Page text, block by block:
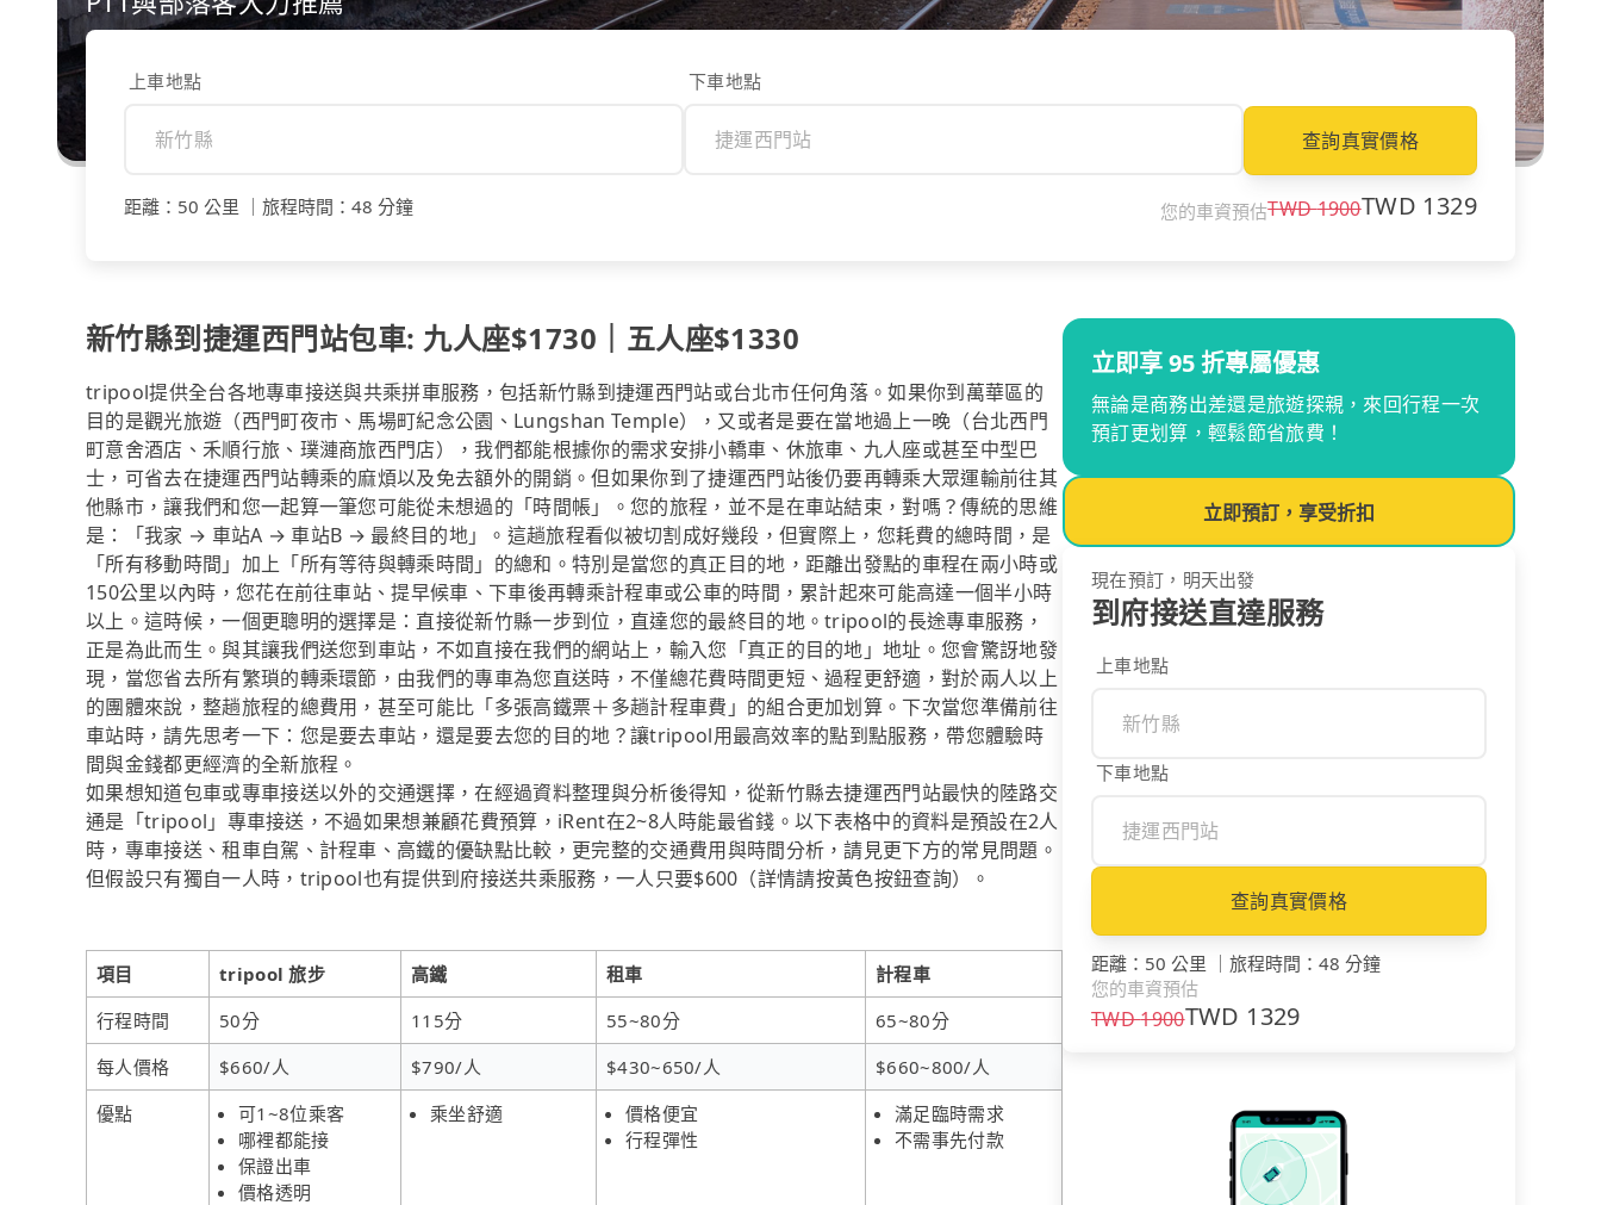
上車地點 下車地點
查詢真實價格
距離 ： 50 公里 旅程時間 ： 48 分鐘 您的車資預估TWD1900TWD 1329
新竹縣到捷運西門站包車: 九人座$1730｜五人座$1330
tripool提供全台各地專車接送與共乘拼車服務，包括新竹縣到捷運西門站或台北市任何角落。如果你到萬華區的
目的是觀光旅遊（西門町夜市、馬場町紀念公園、Lungshan Temple），又或者是要在當地過上一晚（台北西門
町意舍酒店、禾順行旅、璞漣商旅西門店），我們都能根據你的需求安排小轎車、休旅車、九人座或甚至中型巴
士，可省去在捷運西門站轉乘的麻煩以及免去額外的開銷。但如果你到了捷運西門站後仍要再轉乘大眾運輸前往其
他縣市，讓我們和您一起算一筆您可能從未想過的「時間帳」。您的旅程，並不是在車站結束，對嗎？傳統的思維
是：「我家 → 車站A → 車站B → 最終目的地」。這趟旅程看似被切割成好幾段，但實際上，您耗費的總時間，是
「所有移動時間」加上「所有等待與轉乘時間」的總和。特別是當您的真正目的地，距離出發點的車程在兩小時或
150公里以內時，您花在前往車站、提早候車、下車後再轉乘計程車或公車的時間，累計起來可能高達一個半小時
以上。這時候，一個更聰明的選擇是：直接從新竹縣一步到位，直達您的最終目的地。tripool的長途專車服務，
正是為此而生。與其讓我們送您到車站，不如直接在我們的網站上，輸入您「真正的目的地」地址。您會驚訝地發
現，當您省去所有繁瑣的轉乘環節，由我們的專車為您直送時，不僅總花費時間更短、過程更舒適，對於兩人以上
的團體來說，整趟旅程的總費用，甚至可能比「多張高鐵票＋多趟計程車費」的組合更加划算。下次當您準備前往
車站時，請先思考一下：您是要去車站，還是要去您的目的地？讓tripool用最高效率的點到點服務，帶您體驗時
間與金錢都更經濟的全新旅程。
如果想知道包車或專車接送以外的交通選擇，在經過資料整理與分析後得知，從新竹縣去捷運西門站最快的陸路交
通是「tripool」專車接送，不過如果想兼顧花費預算，iRent在2~8人時能最省錢。以下表格中的資料是預設在2人
時，專車接送、租車自駕、計程車、高鐵的優缺點比較，更完整的交通費用與時間分析，請見更下方的常見問題。
但假設只有獨自一人時，tripool也有提供到府接送共乘服務，一人只要$600（詳情請按黃色按鈕查詢）。
項目 tripool 旅步 高鐵 租車
計程車
行程時間
50分 115分 55~80分
65~80分
每人價格
$660/人 $790/人 $430~650/人
$660~800/人
優點
可1~8位乘客
哪裡都能接
保證出車
價格透明
乘坐舒適
價格便宜
行程彈性
滿足臨時需求
不需事先付款
立即享 95 折專屬優惠
無論是商務出差還是旅遊探親，來回行程一次
預訂更划算，輕鬆節省旅費！
立即預訂，享受折扣
現在預訂，明天出發
到府接送直達服務
上車地點
下車地點
查詢真實價格
距離 ： 50 公里 ｜ 旅程時間 ： 48 分鐘
您的車資預估
TWD1900TWD 1329